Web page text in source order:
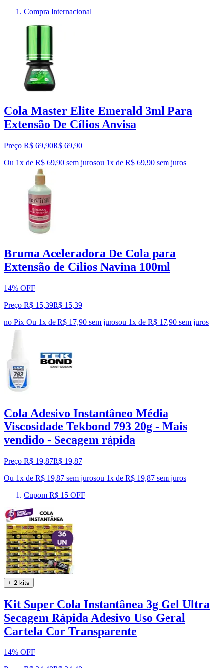
Compra Internacional
Cola Master Elite Emerald 3ml Para
Extensão De Cílios Anvisa
Preço R$ 69,90R$ 69,90
Ou 1x de R$ 69,90 sem jurosou 1x de R$ 69,90 sem juros
Bruma Aceleradora De Cola para
Extensão de Cílios Navina 100ml
14% OFF
Preço R$ 15,39R$ 15,39
no Pix Ou 1x de R$ 17,90 sem jurosou 1x de R$ 17,90 sem juros
Cola Adesivo Instantâneo Média
Viscosidade Tekbond 793 20g - Mais
vendido - Secagem rápida
Preço R$ 19,87R$ 19,87
Ou 1x de R$ 19,87 sem jurosou 1x de R$ 19,87 sem juros
Cupom R$ 15 OFF
+ 2 kits
Kit Super Cola Instantânea 3g Gel Ultra
Secagem Rápida Adesivo Uso Geral
Cartela Cor Transparente
14% OFF